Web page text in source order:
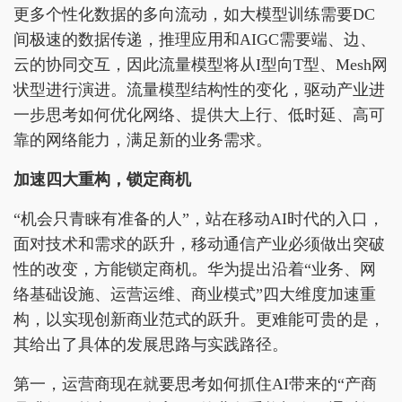
更多个性化数据的多向流动，如大模型训练需要DC
间极速的数据传递，推理应用和AIGC需要端、边、
云的协同交互，因此流量模型将从I型向T型、Mesh网
状型进行演进。流量模型结构性的变化，驱动产业进
一步思考如何优化网络、提供大上行、低时延、高可
靠的网络能力，满足新的业务需求。
加速四大重构，锁定商机
“机会只青睐有准备的人”，站在移动AI时代的入口，
面对技术和需求的跃升，移动通信产业必须做出突破
性的改变，方能锁定商机。华为提出沿着“业务、网
络基础设施、运营运维、商业模式”四大维度加速重
构，以实现创新商业范式的跃升。更难能可贵的是，
其给出了具体的发展思路与实践路径。
第一，运营商现在就要思考如何抓住AI带来的“产商